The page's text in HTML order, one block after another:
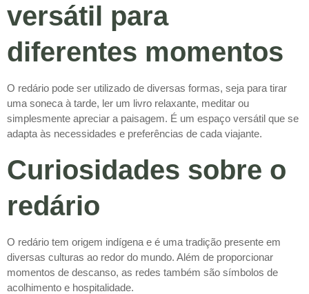
versátil para
diferentes momentos
O redário pode ser utilizado de diversas formas, seja para tirar
uma soneca à tarde, ler um livro relaxante, meditar ou
simplesmente apreciar a paisagem. É um espaço versátil que se
adapta às necessidades e preferências de cada viajante.
Curiosidades sobre o
redário
O redário tem origem indígena e é uma tradição presente em
diversas culturas ao redor do mundo. Além de proporcionar
momentos de descanso, as redes também são símbolos de
acolhimento e hospitalidade.